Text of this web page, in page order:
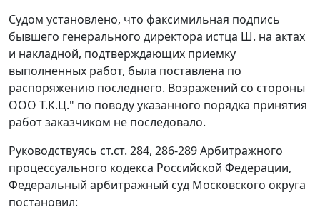
Судом установлено, что факсимильная подпись
бывшего генерального директора истца Ш. на актах
и накладной, подтверждающих приемку
выполненных работ, была поставлена по
распоряжению последнего. Возражений со стороны
ООО Т.К.Ц." по поводу указанного порядка принятия
работ заказчиком не последовало.
Руководствуясь ст.ст. 284, 286-289Арбитражного
процессуального кодекса Российской Федерации,
Федеральный арбитражный суд Московского округа
постановил: